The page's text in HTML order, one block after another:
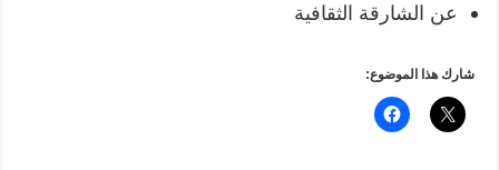
عن الشارقة الثقافية
شارك هذا الموضوع: